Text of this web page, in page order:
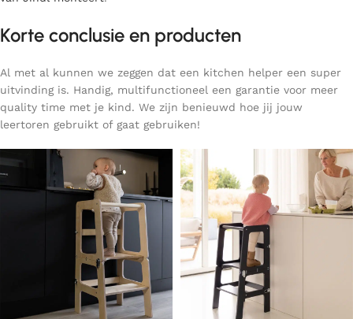
Korte conclusie en producten
Al met al kunnen we zeggen dat een kitchen helper een super
uitvinding is. Handig, multifunctioneel een garantie voor meer
quality time met je kind. We zijn benieuwd hoe jij jouw
leertoren gebruikt of gaat gebruiken!